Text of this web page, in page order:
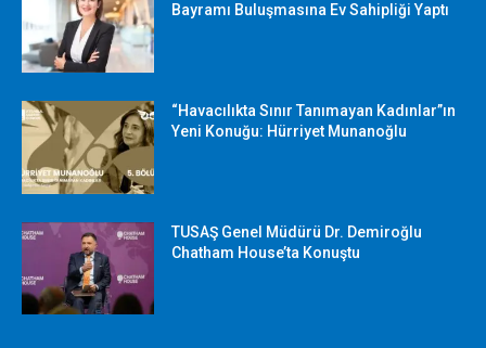
Bayramı Buluşmasına Ev Sahipliği Yaptı
“Havacılıkta Sınır Tanımayan Kadınlar”ın
Yeni Konuğu: Hürriyet Munanoğlu
TUSAŞ Genel Müdürü Dr. Demiroğlu
Chatham House’ta Konuştu